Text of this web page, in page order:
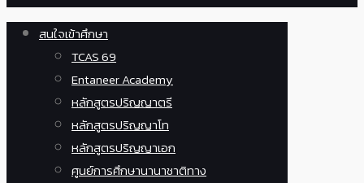
สนใจเข้าศึกษา
TCAS 69
Entaneer Academy
หลักสูตรปริญญาตรี
หลักสูตรปริญญาโท
หลักสูตรปริญญาเอก
ศูนย์การศึกษานานาชาติทาง